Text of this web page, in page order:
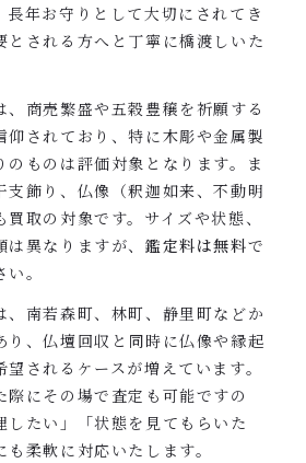
長年お守りとして大切にされてき
とされる方へと丁寧に橋渡しいた
、商売繁盛や五穀豊穣を祈願する
仰されており、特に木彫や金属製
のものは評価対象となります。ま
支飾り、仏像（釈迦如来、不動明
取の対象です。サイズや状態、
は異なりますが、鑑定料は無料で
。
、南若森町、林町、静里町などか
り、仏壇回収と同時に仏像や縁起
されるケースが増えています。
際にその場で査定も可能ですの
したい」「状態を見てもらいた
柔軟に対応いたします。